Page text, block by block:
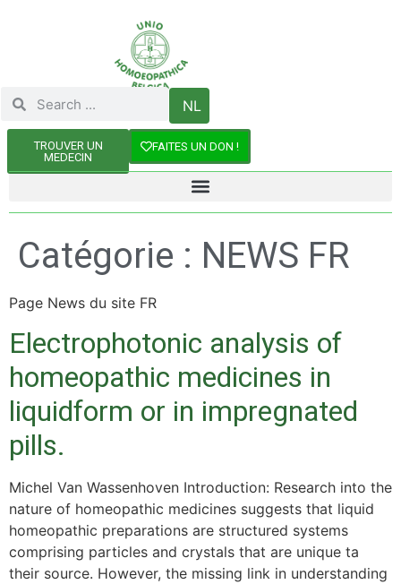
NL
TROUVER UN
MEDECIN
FAITES UN DON !
Catégorie : NEWS FR
Page News du site FR
Electrophotonic analysis of
homeopathic medicines in
liquidform or in impregnated
pills.
Michel Van Wassenhoven Introduction: Research into the
nature of homeopathic medicines suggests that liquid
homeopathic preparations are structured systems
comprising particles and crystals that are unique ta
their source. However, the missing link in understanding